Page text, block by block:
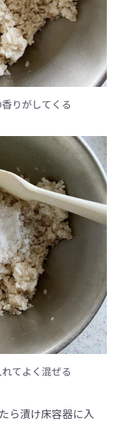
りがしてくる
てよく混ぜる
ら漬け床容器に入